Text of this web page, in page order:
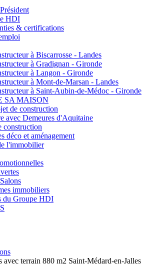
HDI
& certifications
à Biscarrosse - Landes
à Gradignan - Gironde
à Langon - Gironde
à Mont-de-Marsan - Landes
à Saint-Aubin-de-Médoc - Gironde
SA MAISON
de construction
avec Demeures d'Aquitaine
construction
déco et aménagement
l'immobilier
immobiliers
du Groupe HDI
avec terrain 880 m2 Saint-Médard-en-Jalles